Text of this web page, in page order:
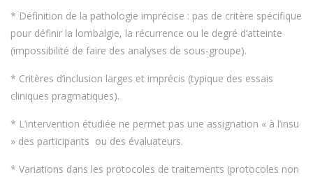
* Définition de la pathologie imprécise : pas de critère spécifique
pour définir la lombalgie, la récurrence ou le degré d’atteinte
(impossibilité de faire des analyses de sous-groupe).
* Critères d’inclusion larges et imprécis (typique des essais
cliniques pragmatiques).
* L’intervention étudiée ne permet pas une assignation « à l’insu
» des participants ou des évaluateurs.
* Variations dans les protocoles de traitements (protocoles non